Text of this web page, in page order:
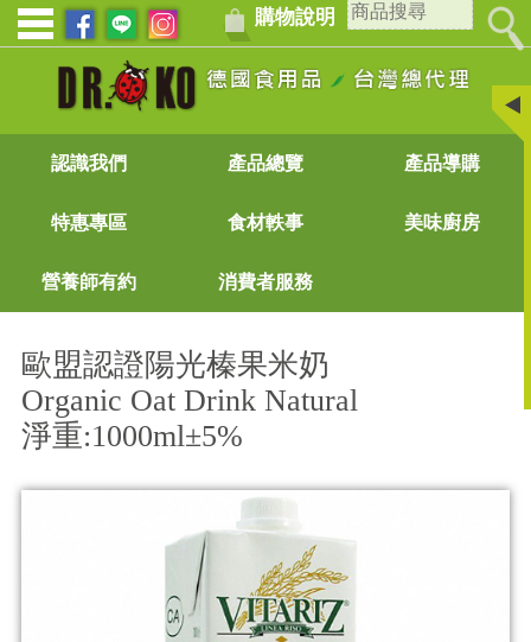
購物說明
認識我們 產品總覽 產品導購
特惠專區 食材軼事 美味廚房
營養師有約 消費者服務
歐盟認證陽光榛果米奶
Organic Oat Drink Natural
淨重:1000ml±5%